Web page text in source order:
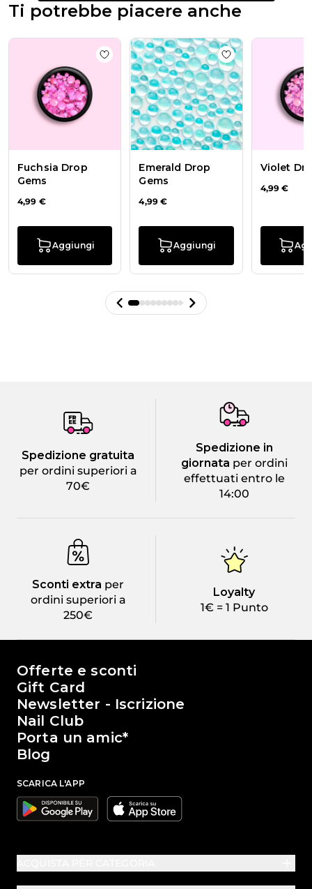
Ti potrebbe piacere anche
Add to wishlist Fuchsia Drop Gems
Fuchsia Drop
Gems
4,99 €
Aggiungi
Add to wishlist
Emerald Drop
Gems
4,99 €
Aggiungi
Violet
4,99 €
Spedizione gratuita
per ordini superiori a
70€
Spedizione in
giornata per ordini
effettuati entro le
14:00
Sconti extra per
ordini superiori a
250€
Loyalty
1€ = 1 Punto
Il mondo di Passione Beauty
Offerte e sconti
Gift Card
Newsletter - Iscrizione
Nail Club
Porta un amic*
Blog
SCARICA L'APP
Google Apple